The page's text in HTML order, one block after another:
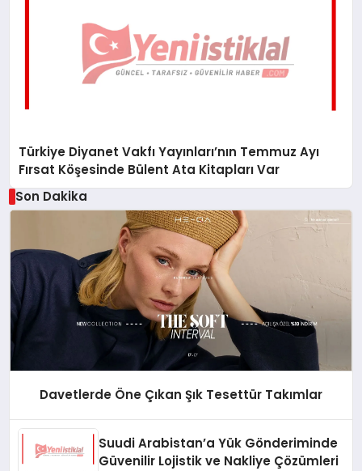
Türkiye Diyanet Vakfı Yayınları’nın Temmuz Ayı
Fırsat Köşesinde Bülent Ata Kitapları Var
Son Dakika
Davetlerde Öne Çıkan Şık Tesettür Takımlar
Suudi Arabistan’a Yük Gönderiminde
Güvenilir Lojistik ve Nakliye Çözümleri